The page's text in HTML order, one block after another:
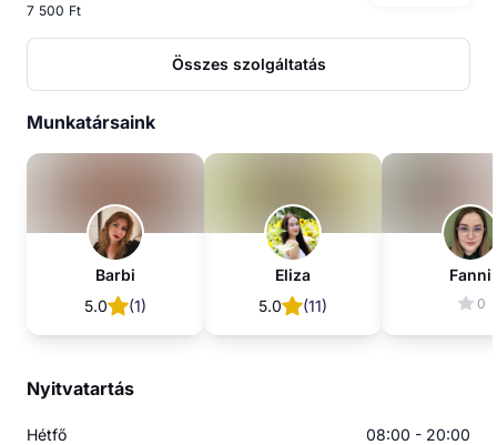
7 500 Ft
Összes szolgáltatás
Munkatársaink
Barbi
5.0
(1)
Eliza
5.0
(11)
Fanni
0
Nyitvatartás
Hétfő
08:00 - 20:00